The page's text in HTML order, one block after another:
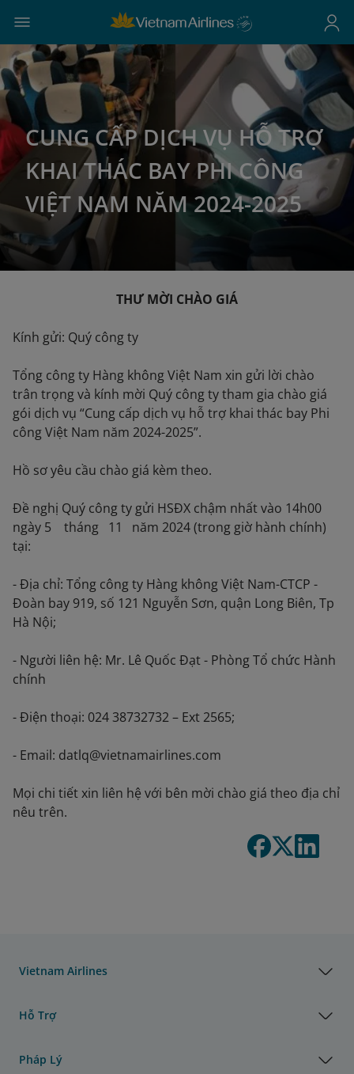
CUNG CẤP DỊCH VỤ HỖ TRỢ
KHAI THÁC BAY PHI CÔNG
VIỆT NAM NĂM 2024-2025
THƯ MỜI CHÀO GIÁ
Kính gửi: Quý công ty
Tổng công ty Hàng không Việt Nam xin gửi lời chào
trân trọng và kính mời Quý công ty tham gia chào giá
gói dịch vụ “Cung cấp dịch vụ hỗ trợ khai thác bay Phi
công Việt Nam năm 2024-2025”.
Hồ sơ yêu cầu chào giá kèm theo.
Đề nghị Quý công ty gửi HSĐX chậm nhất vào 14h00
ngày 5 tháng 11 năm 2024 (trong giờ hành chính)
tại:
- Địa chỉ: Tổng công ty Hàng không Việt Nam-CTCP -
Đoàn bay 919, số 121 Nguyễn Sơn, quận Long Biên, Tp
Hà Nội;
- Người liên hệ: Mr. Lê Quốc Đạt - Phòng Tổ chức Hành
chính
- Điện thoại: 024 38732732 – Ext 2565;
- Email: datlq@vietnamairlines.com
Mọi chi tiết xin liên hệ với bên mời chào giá theo địa chỉ
nêu trên.
Vietnam Airlines
Hỗ Trợ
Pháp Lý